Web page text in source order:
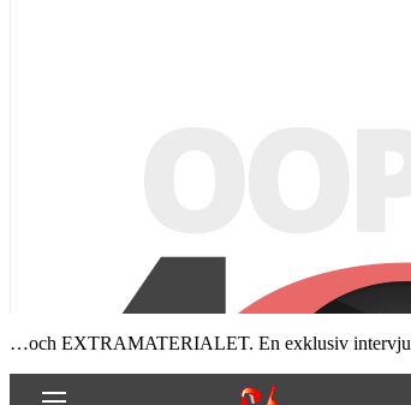
…och EXTRAMATERIALET. En exklusiv intervju